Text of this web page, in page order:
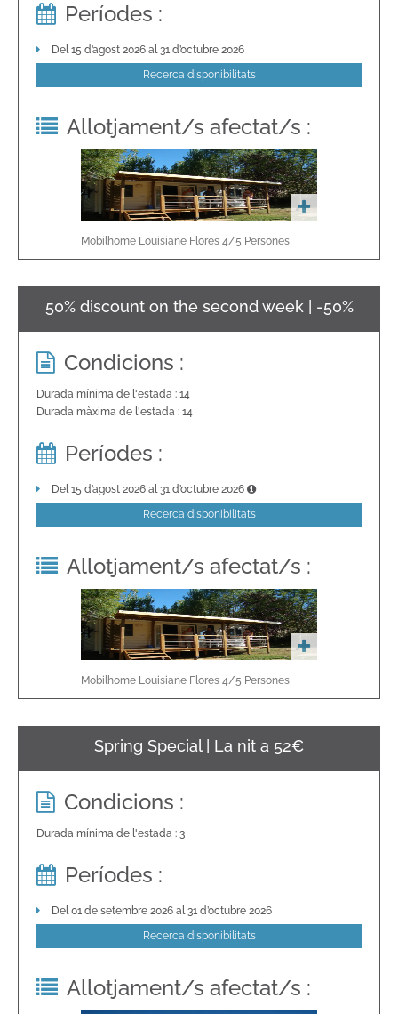
Períodes :
Del 15 d’agost 2026 al 31 d’octubre 2026
Recerca disponibilitats
Allotjament/s afectat/s :
Mobilhome Louisiane Flores 4/5 Persones
50% discount on the second week | -50%
Condicions :
Durada mínima de l'estada : 14
Durada màxima de l'estada : 14
Períodes :
Del 15 d’agost 2026 al 31 d’octubre 2026
Recerca disponibilitats
Allotjament/s afectat/s :
Mobilhome Louisiane Flores 4/5 Persones
Spring Special | La nit a 52€
Condicions :
Durada mínima de l'estada : 3
Períodes :
Del 01 de setembre 2026 al 31 d’octubre 2026
Recerca disponibilitats
Allotjament/s afectat/s :